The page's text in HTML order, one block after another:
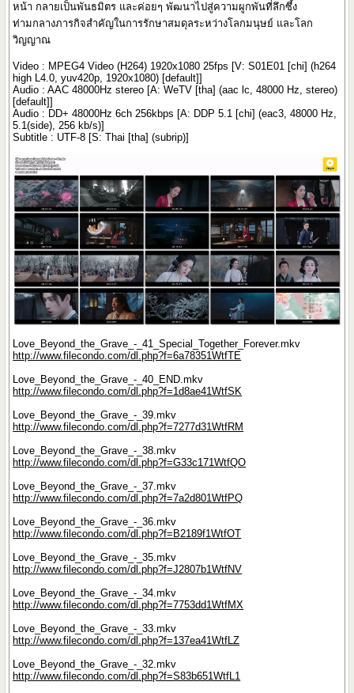
หน้า กลายเป็นพันธมิตร และค่อยๆ พัฒนาไปสู่ความผูกพันที่ลึกซึ้ง
ท่ามกลางภารกิจสำคัญในการรักษาสมดุลระหว่างโลกมนุษย์ และโลก
วิญญาณ
Video : MPEG4 Video (H264) 1920x1080 25fps [V: S01E01 [chi] (h264
high L4.0, yuv420p, 1920x1080) [default]]
Audio : AAC 48000Hz stereo [A: WeTV [tha] (aac lc, 48000 Hz, stereo)
[default]]
Audio : DD+ 48000Hz 6ch 256kbps [A: DDP 5.1 [chi] (eac3, 48000 Hz,
5.1(side), 256 kb/s)]
Subtitle : UTF-8 [S: Thai [tha] (subrip)]
Love_Beyond_the_Grave_-_41_Special_Together_Forever.mkv
http://www.filecondo.com/dl.php?f=6a78351WtfTE
Love_Beyond_the_Grave_-_40_END.mkv
http://www.filecondo.com/dl.php?f=1d8ae41WtfSK
Love_Beyond_the_Grave_-_39.mkv
http://www.filecondo.com/dl.php?f=7277d31WtfRM
Love_Beyond_the_Grave_-_38.mkv
http://www.filecondo.com/dl.php?f=G33c171WtfQO
Love_Beyond_the_Grave_-_37.mkv
http://www.filecondo.com/dl.php?f=7a2d801WtfPQ
Love_Beyond_the_Grave_-_36.mkv
http://www.filecondo.com/dl.php?f=B2189f1WtfOT
Love_Beyond_the_Grave_-_35.mkv
http://www.filecondo.com/dl.php?f=J2807b1WtfNV
Love_Beyond_the_Grave_-_34.mkv
http://www.filecondo.com/dl.php?f=7753dd1WtfMX
Love_Beyond_the_Grave_-_33.mkv
http://www.filecondo.com/dl.php?f=137ea41WtfLZ
Love_Beyond_the_Grave_-_32.mkv
http://www.filecondo.com/dl.php?f=S83b651WtfL1